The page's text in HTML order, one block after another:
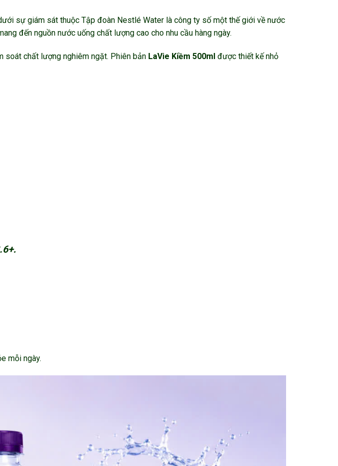
sự giám sát thuộc Tập đoàn Nestlé Water là công ty số một thế giới về nước
đến nguồn nước uống chất lượng cao cho nhu cầu hàng ngày.
soát chất lượng nghiêm ngặt. Phiên bản LaVie Kiềm 500ml được thiết kế nhỏ
mỗi ngày.